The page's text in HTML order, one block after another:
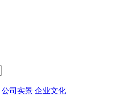
公司实景 企业文化